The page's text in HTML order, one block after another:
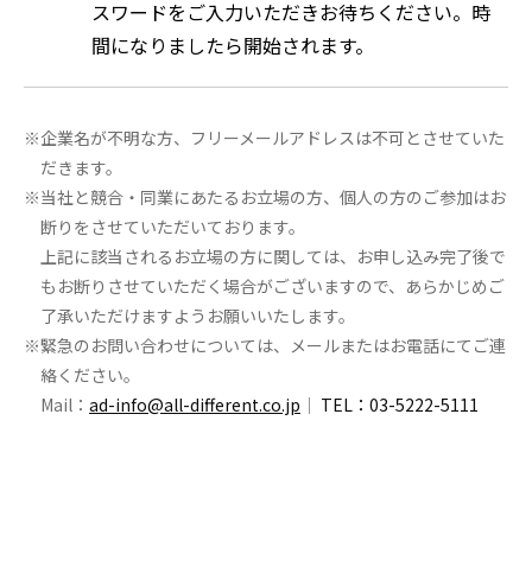
スワードをご入力いただきお待ちください。時
間になりましたら開始されます。
企業名が不明な方、フリーメールアドレスは不可とさせていた
だきます。
当社と競合・同業にあたるお立場の方、個人の方のご参加はお
断りをさせていただいております。
上記に該当されるお立場の方に関しては、お申し込み完了後で
もお断りさせていただく場合がございますので、あらかじめご
了承いただけますようお願いいたします。
緊急のお問い合わせについては、メールまたはお電話にてご連
絡ください。
Mail： ad-info@all-different.co.jp ｜ TEL：03-5222-5111